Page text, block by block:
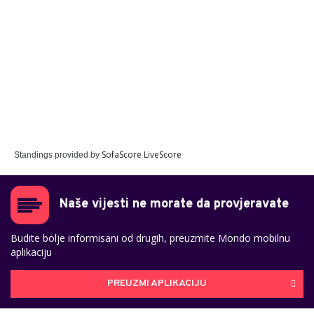
Standings provided by SofaScore LiveScore
Naše vijesti ne morate da provjeravate
Budite bolje informisani od drugih, preuzmite Mondo mobilnu
aplikaciju
PREUZMI APLIKACIJU